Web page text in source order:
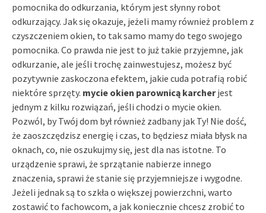
pomocnika do odkurzania, którym jest słynny robot
odkurzający. Jak się okazuje, jeżeli mamy również problem z
czyszczeniem okien, to tak samo mamy do tego swojego
pomocnika. Co prawda nie jest to już takie przyjemne, jak
odkurzanie, ale jeśli trochę zainwestujesz, możesz być
pozytywnie zaskoczona efektem, jakie cuda potrafią robić
niektóre sprzęty. mycie okien parownicą karcherjest
jednym z kilku rozwiązań, jeśli chodzi o mycie okien.
Pozwól, by Twój dom był również zadbany jak Ty! Nie dość,
że zaoszczędzisz energię i czas, to będziesz miała błysk na
oknach, co, nie oszukujmy się, jest dla nas istotne. To
urządzenie sprawi, że sprzątanie nabierze innego
znaczenia, sprawi że stanie się przyjemniejsze i wygodne.
Jeżeli jednak są to szkła o większej powierzchni, warto
zostawić to fachowcom, a jak koniecznie chcesz zrobić to